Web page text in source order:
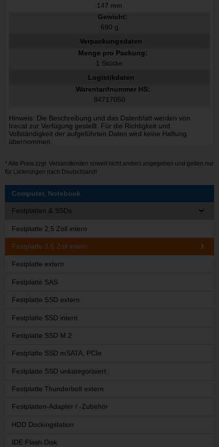
147 mm
Gewicht:
690 g
Verpackungsdaten
Menge pro Packung:
1 Stücke
Logistikdaten
Warentarifnummer HS:
84717050
Hinweis: Die Beschreibung und das Datenblatt werden von
Icecat zur Verfügung gestellt. Für die Richtigkeit und
Vollständigkeit der aufgeführten Daten wird keine Haftung
übernommen.
* Alle Preis zzgl. Versandkosten soweit nicht anders angegeben und gelten nur
für Lieferungen nach Deutschland!
Computer, Notebook
Festplatten & SSDs
Festplatte 2,5 Zoll intern
Festplatte 3,5 Zoll intern
Festplatte extern
Festplatte SAS
Festplatte SSD extern
Festplatte SSD intern
Festplatte SSD M.2
Festplatte SSD mSATA, PCIe
Festplatte SSD unkategorisiert
Festplatte Thunderbolt extern
Festplatten-Adapter / -Zubehör
HDD Dockingstation
IDE Flash Disk